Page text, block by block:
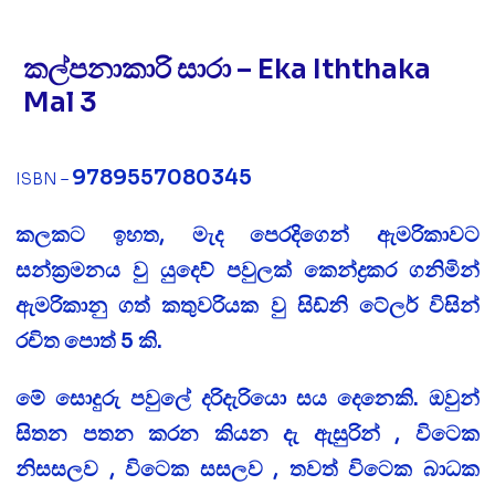
කල්පනාකාරි සාරා – Eka Iththaka
Mal 3
ISBN – 9789557080345
කලකට ඉහත, මැද පෙරදිගෙන් ඇමරිකාවට
සන්ක්‍රමනය වු යුදෙව් පවුලක් කෙන්ද්‍රකර ගනිමින්
ඇමරිකානු ගත් කතුවරියක වු සිඩ්නි ටේලර් විසින්
රචිත පොත් 5 කි.
මේ සොදුරු පවුලේ දරිදැරියො සය දෙනෙකි. ඔවුන්
සිතන පතන කරන කියන දැ ඇසුරින් , විටෙක
නිසසලව , විටෙක සසලව , තවත් විටෙක බාධක